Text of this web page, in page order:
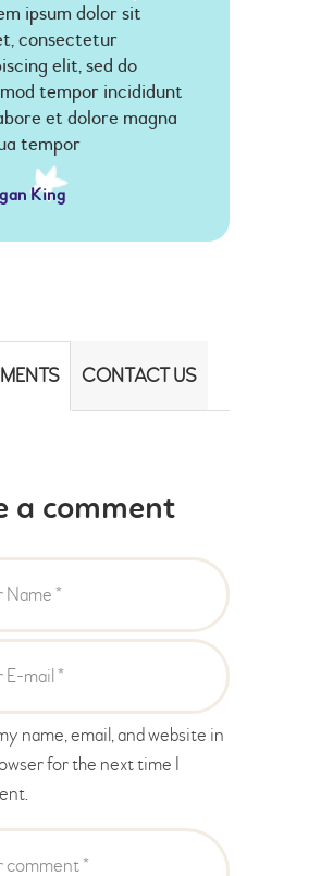
ipsum dolor sit
consectetur
elit, sed do
tempor incididunt
et dolore magna
tempor
King
CONTACT US
a comment
name, email, and website in
for the next time I